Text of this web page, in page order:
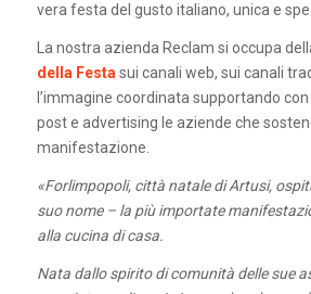
vera festa del gusto italiano, unica e
La nostra azienda Reclam si occupa
della Festa sui canali web, sui canali
l’immagine coordinata supportando
post e advertising le aziende che
manifestazione.
«Forlimpopoli, città natale di Artusi,
suo nome – la più importate
alla cucina di casa.
Nata dallo spirito di comunità delle sue